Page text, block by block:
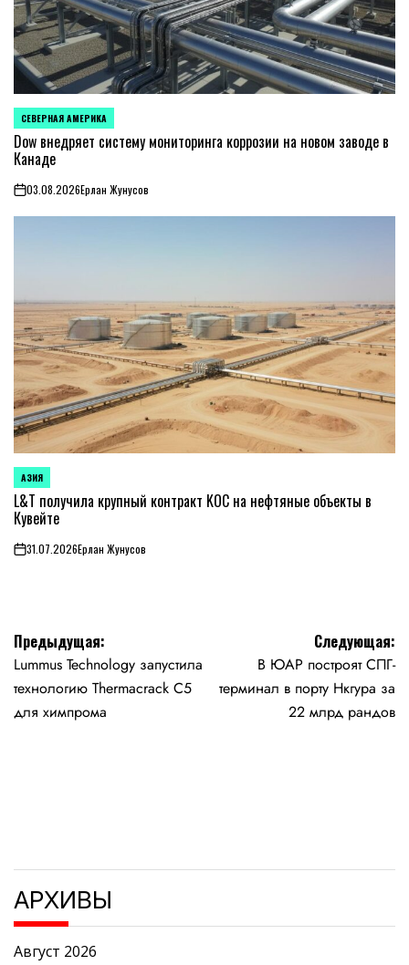
ОПУБЛИКОВАНО
В
СЕВЕРНАЯ АМЕРИКА
Dow внедряет систему мониторинга коррозии на новом заводе в
Канаде
on03.08.2026Ерлан Жунусов
ОПУБЛИКОВАНО
В
АЗИЯ
L&T получила крупный контракт KOC на нефтяные объекты в
Кувейте
on31.07.2026Ерлан Жунусов
Навигация
по
записям
Предыдущая:
Lummus Technology запустила
технологию Thermacrack C5
для химпрома
Следующая:
В ЮАР построят СПГ-
терминал в порту Нкгура за
22 млрд рандов
АРХИВЫ
Август 2026